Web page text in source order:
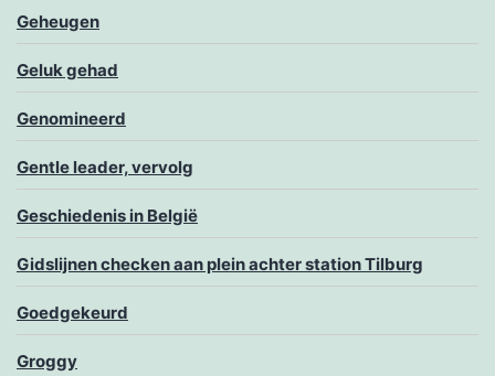
Geheugen
Geluk gehad
Genomineerd
Gentle leader, vervolg
Geschiedenis in België
Gidslijnen checken aan plein achter station Tilburg
Goedgekeurd
Groggy